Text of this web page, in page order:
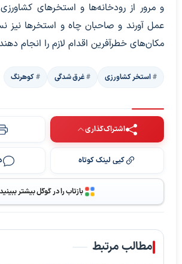
و مرور از رودخانه‌ها و استخرهای کشاورزی
عمل آورند و صاحبان چاه و استخرها نیز
مکان‌های خطرآفرین اقدام لازم را انجام
استخر کشاورزی غرق شدگی کوهرنگ
اشتراک‌گذاری
کپی لینک کوتاه
بازتاب را در گوگل بیشتر ببینید
مطالب مرتبط